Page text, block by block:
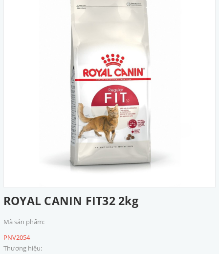
ROYAL CANIN FIT32 2kg
Mã sản phẩm:
PNV2054
Thương hiệu: